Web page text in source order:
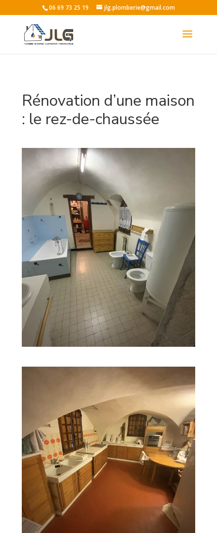
06 69 73 25 19 jlg.plomberie@gmail.com
Rénovation d’une maison
: le rez-de-chaussée